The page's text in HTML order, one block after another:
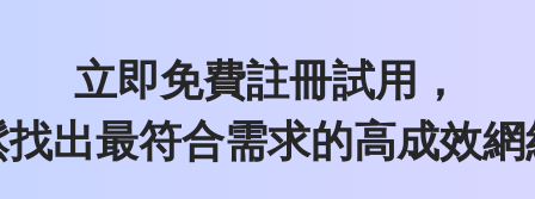
立即免費註冊試用，
出最符合需求的高成效